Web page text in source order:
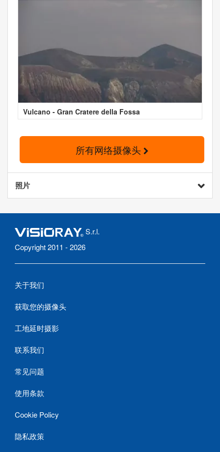
Vulcano - Gran Cratere della Fossa
所有网络摄像头
照片
S.r.l.
Copyright 2011 - 2026
关于我们
获取您的摄像头
工地延时摄影
联系我们
常见问题
使用条款
Cookie Policy
隐私政策